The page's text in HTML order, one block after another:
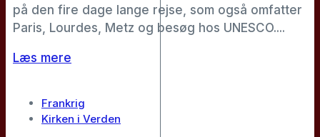
på den fire dage lange rejse, som også omfatter
Paris, Lourdes, Metz og besøg hos UNESCO....
Læs mere
Frankrig
Kirken i Verden